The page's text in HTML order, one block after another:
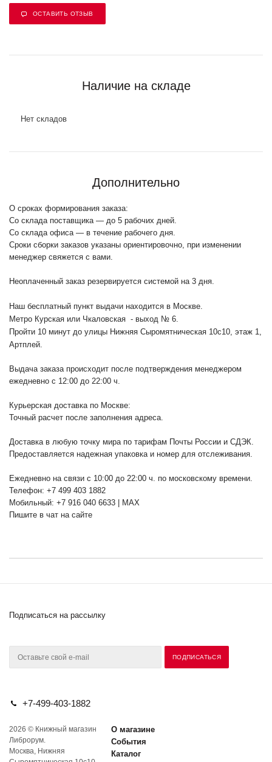
ОСТАВИТЬ ОТЗЫВ
Наличие на складе
Нет складов
Дополнительно
О сроках формирования заказа:
Со склада поставщика — до 5 рабочих дней.
Со склада офиса — в течение рабочего дня.
Сроки сборки заказов указаны ориентировочно, при изменении
менеджер свяжется с вами.
Неоплаченный заказ резервируется системой на 3 дня.
Наш бесплатный пункт выдачи находится в Москве.
Метро Курская или Чкаловская - выход № 6.
Пройти 10 минут до улицы Нижняя Сыромятническая 10с10, этаж 1,
Артплей.
Выдача заказа происходит после подтверждения менеджером
ежедневно с 12:00 до 22:00 ч.
Курьерская доставка по Москве:
Точный расчет после заполнения адреса.
Доставка в любую точку мира по тарифам Почты России и СДЭК.
Предоставляется надежная упаковка и номер для отслеживания.
Ежедневно на связи с 10:00 до 22:00 ч. по московскому времени.
Телефон: +7 499 403 1882
Мобильный: +7 916 040 6633 | MAX
Пишите в чат на сайте
Подписаться на рассылку
+7-499-403-1882
2026 © Книжный магазин
Либрорум.
Москва, Нижняя
О магазине
События
Каталог